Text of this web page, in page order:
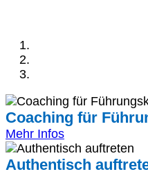
Coaching für
Mehr Infos
Authentisch